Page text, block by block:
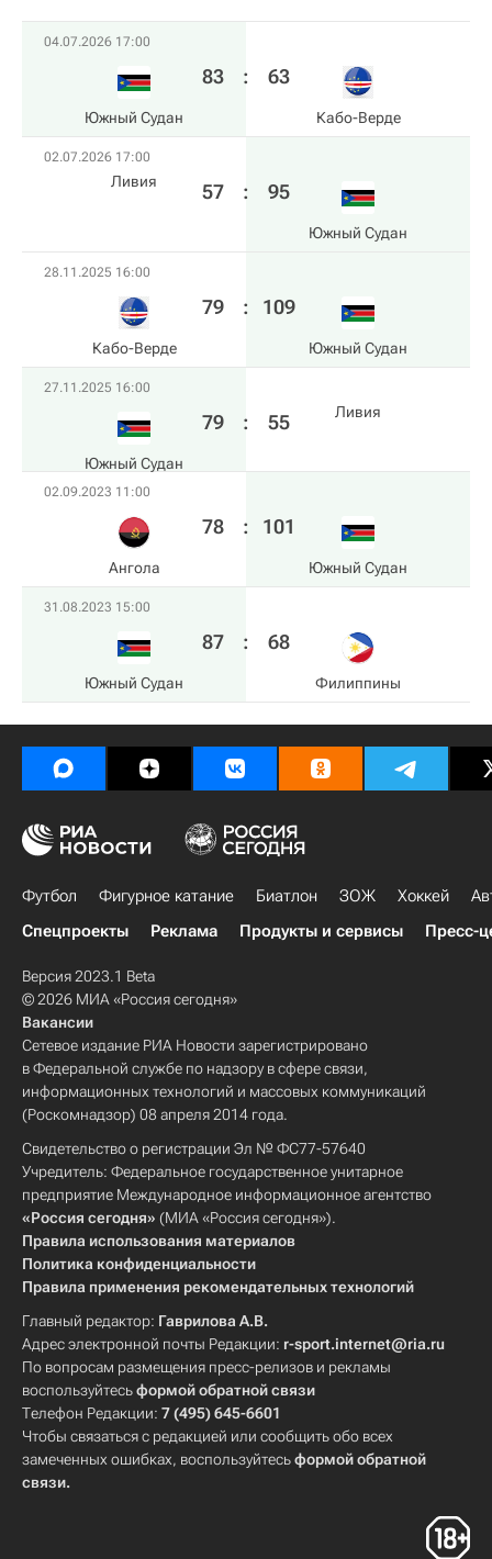
04.07.2026 17:00
Южный Судан
83 : 63
Кабо-Верде
02.07.2026 17:00
Ливия 57 : 95
Южный Судан
28.11.2025 16:00
Кабо-Верде
79 : 109
Южный Судан
27.11.2025 16:00
Южный Судан
79 : 55 Ливия
02.09.2023 11:00
Ангола
78 : 101
Южный Судан
31.08.2023 15:00
Южный Судан
87 : 68
Филиппины
Футбол Фигурное катание Биатлон ЗОЖ Хоккей
Спецпроекты
Реклама Продукты и сервисы Пресс-
Версия 2023.1 Beta
© 2026 МИА «Россия сегодня»
Вакансии
Сетевое издание РИА Новости зарегистрировано
в Федеральной службе по надзору в сфере связи,
информационных технологий и массовых коммуникаций
(Роскомнадзор) 08 апреля 2014 года.
Свидетельство о регистрации Эл № ФС77-57640
Учредитель: Федеральное государственное унитарное
предприятие Международное информационное агентство
«Россия сегодня» (МИА «Россия сегодня»).
Правила использования материалов
Политика конфиденциальности
Правила применения рекомендательных технологий
Главный редактор: Гаврилова А.В.
Адрес электронной почты Редакции: r-sport.internet@ria.ru
По вопросам размещения пресс-релизов и рекламы
воспользуйтесьформой обратной связи
Телефон Редакции: 7 (495) 645-6601
Чтобы связаться с редакцией или сообщить обо всех
замеченных ошибках, воспользуйтесьформой обратной
связи.